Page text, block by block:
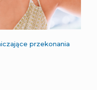
przekonania